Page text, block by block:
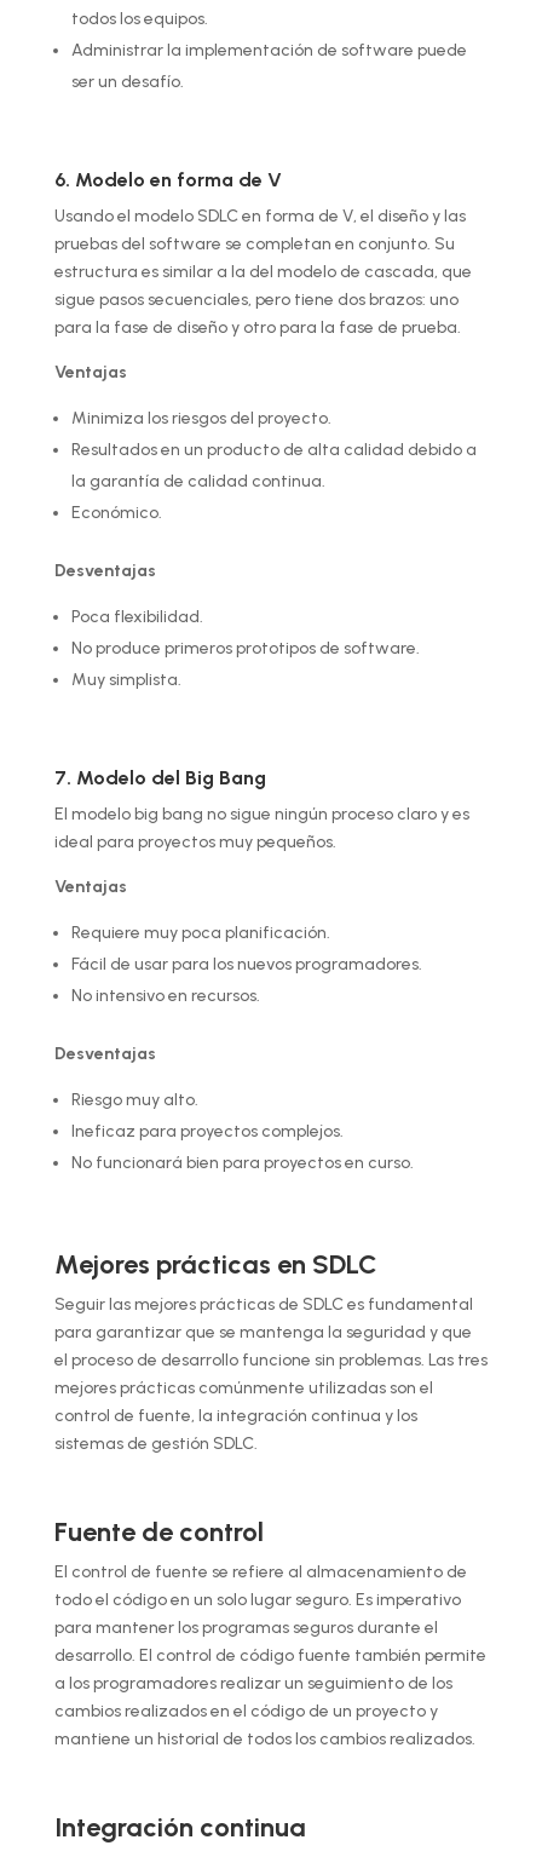
todos los equipos.
Administrar la implementación de software puede
ser un desafío.
6. Modelo en forma de V
Usando el modelo SDLC en forma de V, el diseño y las
pruebas del software se completan en conjunto. Su
estructura es similar a la del modelo de cascada, que
sigue pasos secuenciales, pero tiene dos brazos: uno
para la fase de diseño y otro para la fase de prueba.
Ventajas
Minimiza los riesgos del proyecto.
Resultados en un producto de alta calidad debido a
la garantía de calidad continua.
Económico.
Desventajas
Poca flexibilidad.
No produce primeros prototipos de software.
Muy simplista.
7. Modelo del Big Bang
El modelo big bang no sigue ningún proceso claro y es
ideal para proyectos muy pequeños.
Ventajas
Requiere muy poca planificación.
Fácil de usar para los nuevos programadores.
No intensivo en recursos.
Desventajas
Riesgo muy alto.
Ineficaz para proyectos complejos.
No funcionará bien para proyectos en curso.
Mejores prácticas en SDLC
Seguir las mejores prácticas de SDLC es fundamental
para garantizar que se mantenga la seguridad y que
el proceso de desarrollo funcione sin problemas. Las tres
mejores prácticas comúnmente utilizadas son el
control de fuente, la integración continua y los
sistemas de gestión SDLC.
Fuente de control
El control de fuente se refiere al almacenamiento de
todo el código en un solo lugar seguro. Es imperativo
para mantener los programas seguros durante el
desarrollo. El control de código fuente también permite
a los programadores realizar un seguimiento de los
cambios realizados en el código de un proyecto y
mantiene un historial de todos los cambios realizados.
Integración continua